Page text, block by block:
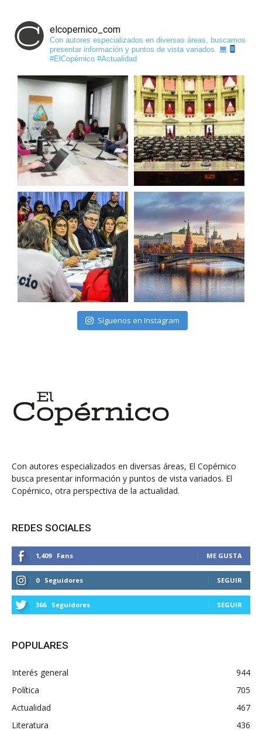
elcopernico_com
Con autores especializados en diversas áreas, buscamos
presentar información y puntos de vista variados.
#ElCopérnico #Actualidad
Síguenos en Instagram
Con autores especializados en diversas áreas, El Copérnico
busca presentar información y puntos de vista variados. El
Copérnico, otra perspectiva de la actualidad.
REDES SOCIALES
1,409 Fans ME GUSTA
0 Seguidores SEGUIR
366 Seguidores SEGUIR
POPULARES
Interés general
944
Política
705
Actualidad
467
Literatura
436